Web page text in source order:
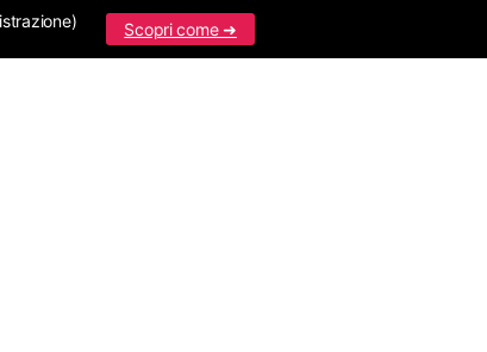
Scopri come ➜